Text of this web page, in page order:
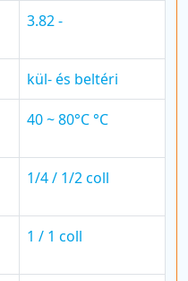
3.82 -
kül- és beltéri
40 ~ 80°C °C
1/4 / 1/2 coll
1 / 1 coll